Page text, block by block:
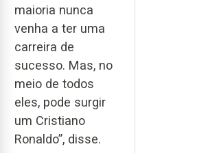
maioria nunca
venha a ter uma
carreira de
sucesso. Mas, no
meio de todos
eles, pode surgir
um Cristiano
Ronaldo”, disse.